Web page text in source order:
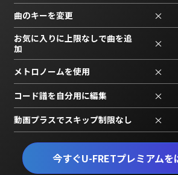
今すぐU-FRETプレミアムを
曲のキーを変更 ×
お気に入りに上限なしで曲を追
加
×
メトロノームを使用 ×
コード譜を自分用に編集 ×
動画プラスでスキップ制限なし ×